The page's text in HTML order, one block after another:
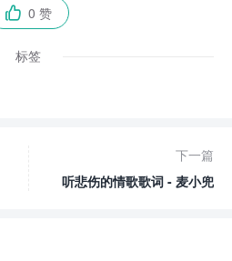
 0 赞
标签
下一篇
听悲伤的情歌歌词 - 麦小兜